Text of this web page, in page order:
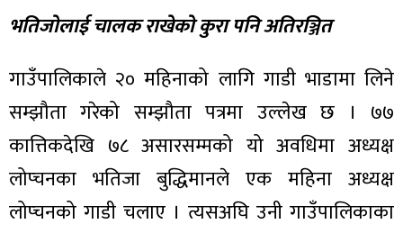
भतिजोलाई चालक राखेको कुरा पनि अतिरञ्जित
गाउँपालिकाले २० महिनाको लागि गाडी भाडामा लिने
सम्झौता गरेको सम्झौता पत्रमा उल्लेख छ । ७७
कात्तिकदेखि ७८ असारसम्मको यो अवधिमा अध्यक्ष
लोप्चनका भतिजा बुद्धिमानले एक महिना अध्यक्ष
लोप्चनको गाडी चलाए । त्यसअघि उनी गाउँपालिकाका